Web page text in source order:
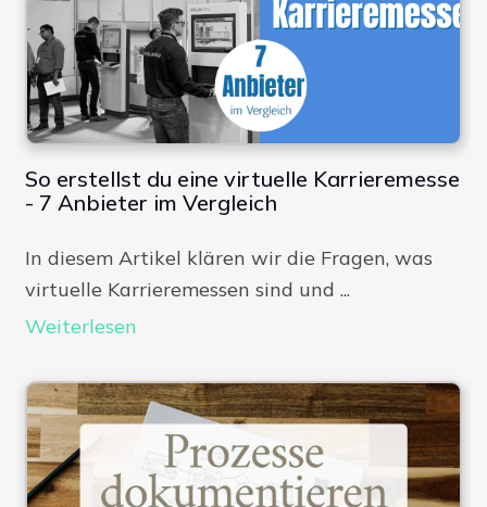
So erstellst du eine virtuelle Karrieremesse
- 7 Anbieter im Vergleich
In diesem Artikel klären wir die Fragen, was
virtuelle Karrieremessen sind und ...
Weiterlesen